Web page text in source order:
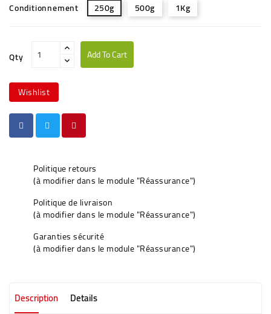
Conditionnement 250g 500g 1Kg
Qty Add To Cart
Wishlist
Politique retours
(à modifier dans le module "Réassurance")
Politique de livraison
(à modifier dans le module "Réassurance")
Garanties sécurité
(à modifier dans le module "Réassurance")
Description Details